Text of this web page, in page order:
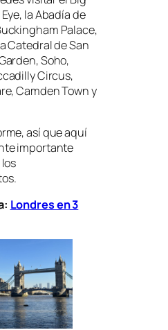
la Abadía de
Palace,
Catedral de San
Soho,
Circus,
Camden Town y
así que aquí
importante
Londres en 3